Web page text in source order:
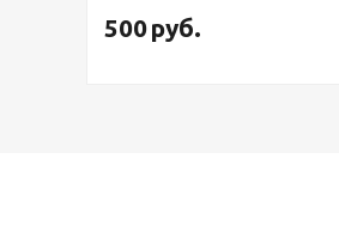
500руб.